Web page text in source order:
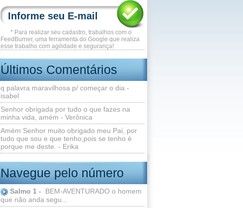
* Para realizar seu cadastro, trabalhos com o
FeedBurner, uma ferramenta do Google que realiza
esse trabalho com agilidade e segurança!
Últimos Comentários
q palavra maravilhosa p/ começar o dia -
isabel
Senhor obrigada por tudo o que fazes na
minha vida, amém - Verônica
Amém Senhor muito obrigado meu Pai, por
tudo que sou e que tenho,pois se tenho é
porque me deste. - Erika
Navegue pelo número
Salmo 1 -
BEM-AVENTURADO o homem
que não anda segu...